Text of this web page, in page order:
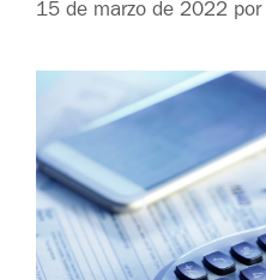
15 de marzo de 2022 por